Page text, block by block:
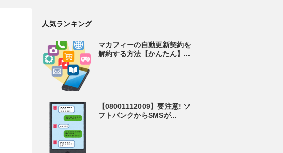
人気ランキング
マカフィーの自動更新契約を
解約する方法【かんたん】...
【08001112009】要注意! ソ
フトバンクからSMSが...